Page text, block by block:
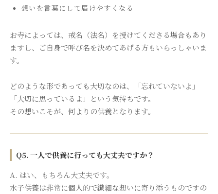
想いを言葉にして届けやすくなる
お寺によっては、戒名（法名）を授けてくださる場合もあり
ますし、ご自身で呼び名を決めてあげる方もいらっしゃいま
す。
どのような形であっても大切なのは、「忘れていないよ」
「大切に思っているよ」という気持ちです。
その想いこそが、何よりの供養となります。
Q5. 一人で供養に行っても大丈夫ですか？
A. はい、もちろん大丈夫です。
水子供養は非常に個人的で繊細な想いに寄り添うものですの